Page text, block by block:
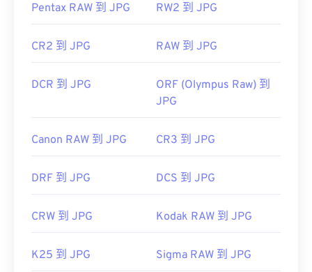
Pentax RAW 到 JPG RW2 到 JPG
CR2 到 JPG RAW 到 JPG
DCR 到 JPG
ORF (Olympus Raw) 到
JPG
Canon RAW 到 JPG CR3 到 JPG
DRF 到 JPG DCS 到 JPG
CRW 到 JPG Kodak RAW 到 JPG
K25 到 JPG Sigma RAW 到 JPG